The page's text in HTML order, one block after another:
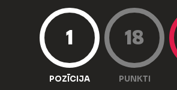
1
POZĪCIJA
18
PUNKTI